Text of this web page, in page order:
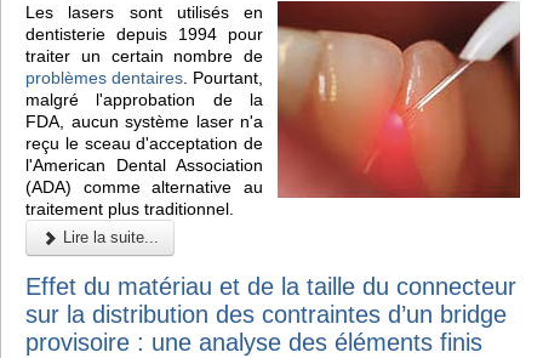
Les lasers sont utilisés en
dentisterie depuis 1994 pour
traiter un certain nombre de
problèmes dentaires . Pourtant,
malgré l'approbation de la
FDA, aucun système laser n'a
reçu le sceau d'acceptation de
l'American Dental Association
(ADA) comme alternative au
traitement plus traditionnel.
Lire la suite...
Effet du matériau et de la taille du connecteur
sur la distribution des contraintes d’un bridge
provisoire : une analyse des éléments finis